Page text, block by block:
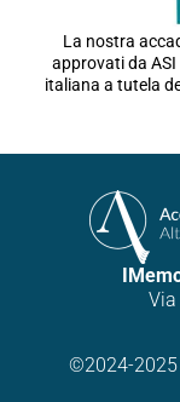
La nostra
approvati da
italiana a tutela
©2024-2025